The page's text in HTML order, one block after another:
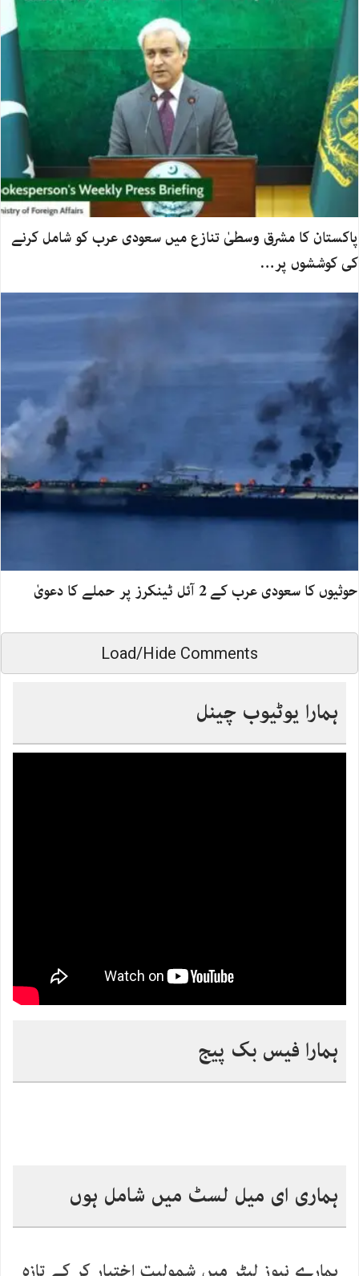
پاکستان کا مشرق وسطیٰ تنازع میں سعودی عرب کو شامل کرنے
کی کوششوں پر…
حوثیوں کا سعودی عرب کے 2 آئل ٹینکرز پر حملے کا دعویٰ
Load/Hide Comments
ہمارا یوٹیوب چینل
ہمارا فیس بک پیج
ہماری ای میل لسٹ میں شامل ہوں